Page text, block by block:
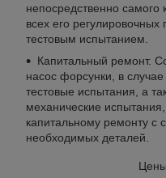
непосредственно самого
всех его
тестовым испытанием.
Капитальный ремонт.
насос форсунки, в
тестовые испытания, а
механические
капитальному ремонту с
необходимых деталей.